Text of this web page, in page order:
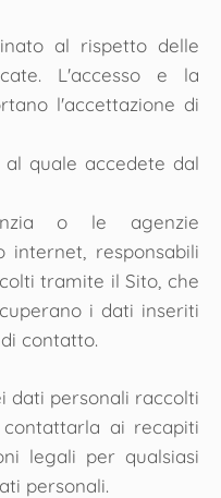
al rispetto delle
L'accesso e la
l'accettazione di
quale accedete dal
o le agenzie
internet, responsabili
tramite il Sito, che
i dati inseriti
contatto.
dati personali raccolti
ai recapiti
legali per qualsiasi
personali.